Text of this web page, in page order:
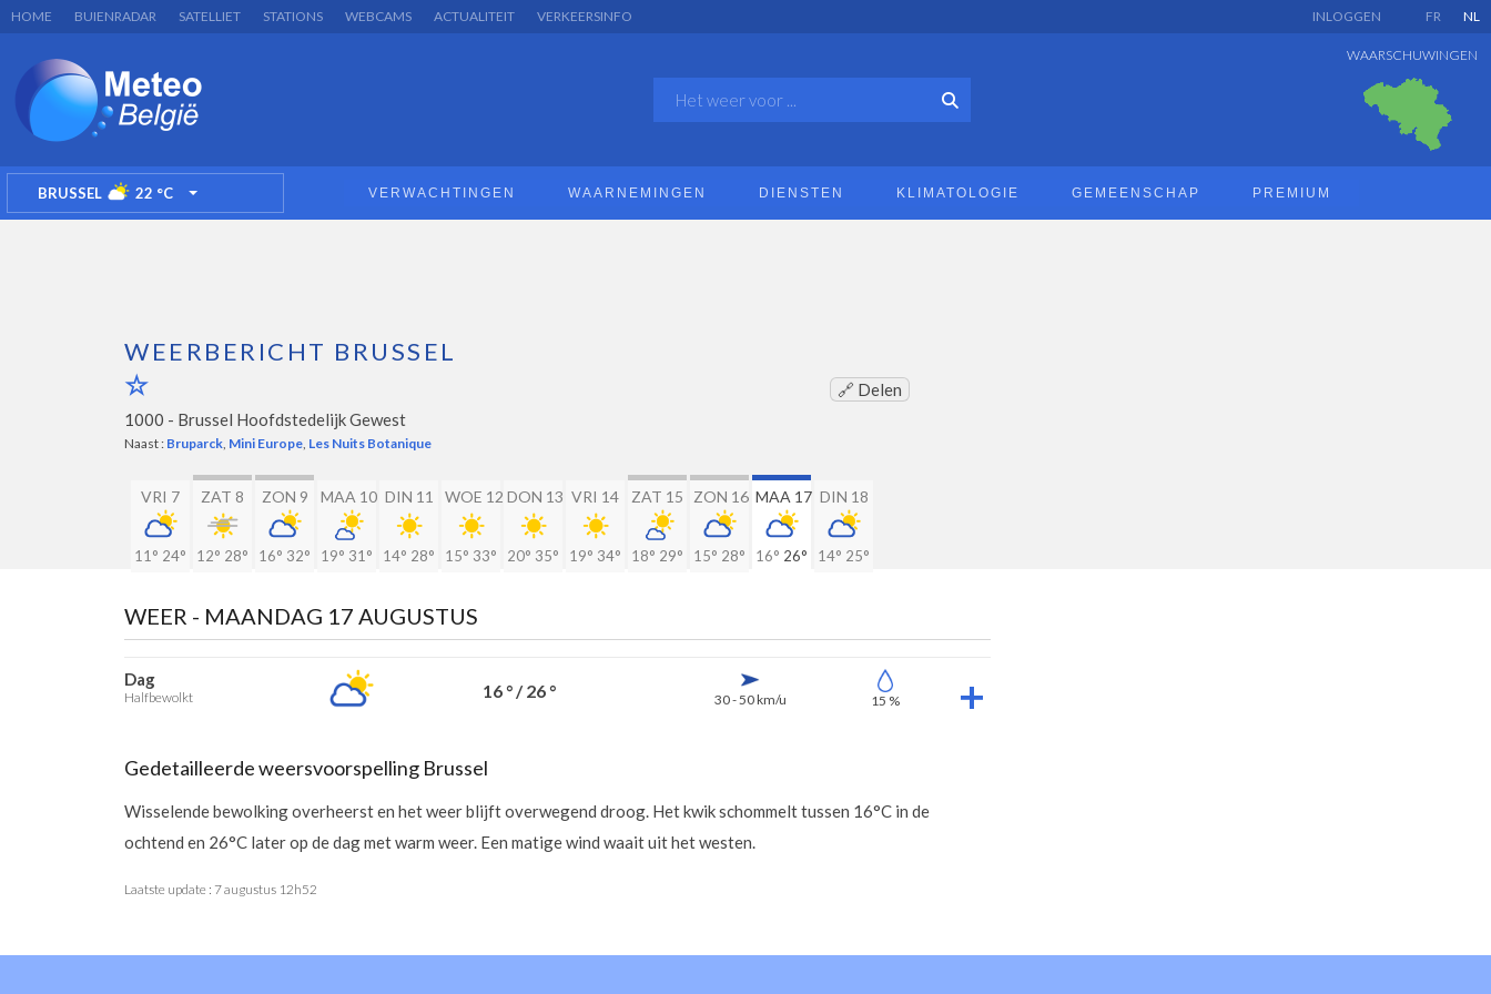
HOME BUIENRADAR SATELLIET STATIONS WEBCAMS ACTUALITEIT VERKEERSINFO FR NL
INLOGGEN
WAARSCHUWINGEN
BRUSSEL 22 °C TOGGLE DROPDOWN VERWACHTINGEN WAARNEMINGEN DIENSTEN KLIMATOLOGIE GEMEENSCHAP PREMIUM
WEERBERICHT BRUSSEL
🔗 Delen
1000 - Brussel Hoofdstedelijk Gewest
Naast : Bruparck, Mini Europe, Les Nuits Botanique
VRI 7
11° 24°
ZAT 8
12° 28°
ZON 9
16° 32°
MAA 10
19° 31°
DIN 11
14° 28°
WOE 12
15° 33°
DON 13
20° 35°
VRI 14
19° 34°
ZAT 15
18° 29°
ZON 16
15° 28°
MAA 17
16° 26°
DIN 18
14° 25°
WEER - MAANDAG 17 AUGUSTUS
Dag
Halfbewolkt 16 ° / 26 ° 30 - 50 km/u 15 %
Gedetailleerde weersvoorspelling Brussel
Wisselende bewolking overheerst en het weer blijft overwegend droog. Het kwik schommelt tussen 16°C in de
ochtend en 26°C later op de dag met warm weer. Een matige wind waait uit het westen.
Laatste update : 7 augustus 12h52